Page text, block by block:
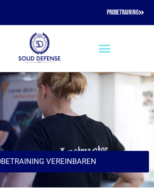
PROBETRAINING
VEREINBAREN